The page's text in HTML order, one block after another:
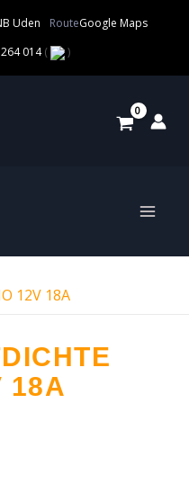
Uden RouteGoogle Maps
014( )
12V 18A
18A